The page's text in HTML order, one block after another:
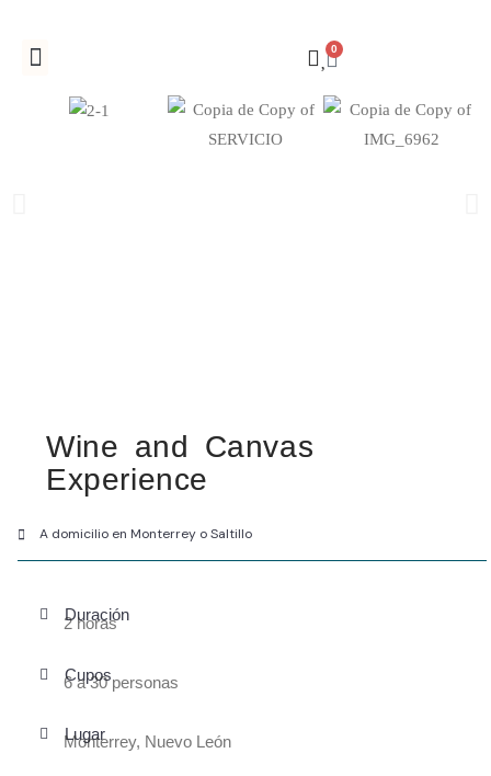
0
Wine and Canvas
Experience
A domicilio en Monterrey o Saltillo
Duración
2 horas
Cupos
6 a 30 personas
Lugar
Monterrey, Nuevo León